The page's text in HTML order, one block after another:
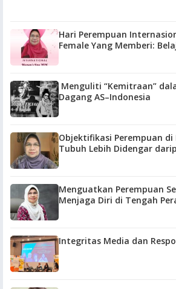
Hari Perempuan Internasional
Female Yang Memberi:
Menguliti “Kemitraan”
Dagang AS–Indonesia
Objektifikasi Perempuan di
Tubuh Lebih Didengar
Menguatkan Perempuan
Menjaga Diri di Tengah
Integritas Media dan